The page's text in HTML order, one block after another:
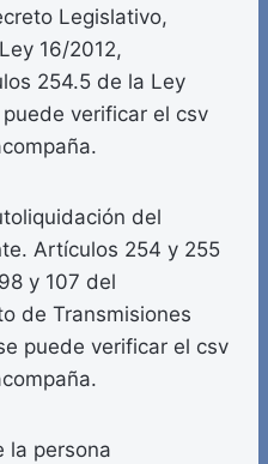
Legislativo,
16/2012,
254.5 de la Ley
verificar el csv
del
Artículos 254 y 255
y 107 del
de Transmisiones
puede verificar el csv
persona